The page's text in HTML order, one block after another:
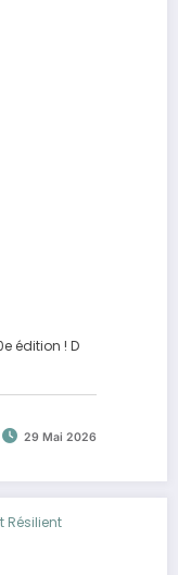
édition ! D
29 Mai 2026